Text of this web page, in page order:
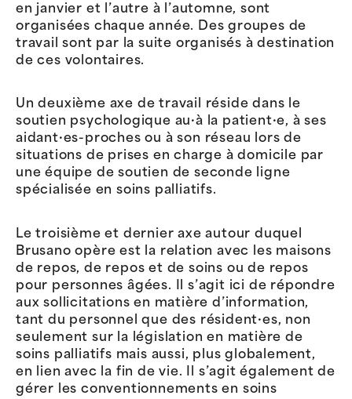
en janvier et l’autre à l’automne, sont
organisées chaque année. Des groupes de
travail sont par la suite organisés à destination
de ces volontaires.
Un deuxième axe de travail réside dans le
soutien psychologique au·à la patient·e, à ses
aidant·es-proches ou à son réseau lors de
situations de prises en charge à domicile par
une équipe de soutien de seconde ligne
spécialisée en soins palliatifs.
Le troisième et dernier axe autour duquel
Brusano opère est la relation avec les maisons
de repos, de repos et de soins ou de repos
pour personnes âgées. Il s’agit ici de répondre
aux sollicitations en matière d’information,
tant du personnel que des résident·es, non
seulement sur la législation en matière de
soins palliatifs mais aussi, plus globalement,
en lien avec la fin de vie. Il s’agit également de
gérer les conventionnements en soins